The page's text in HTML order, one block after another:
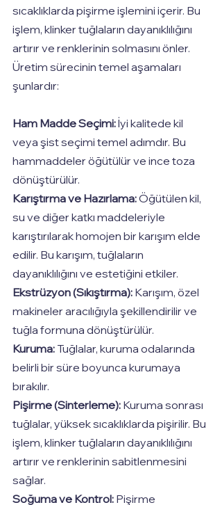
sıcaklıklarda pişirme işlemini içerir. Bu
işlem, klinker tuğlaların dayanıklılığını
artırır ve renklerinin solmasını önler.
Üretim sürecinin temel aşamaları
şunlardır:
Ham Madde Seçimi: İyi kalitede kil
veya şist seçimi temel adımdır. Bu
hammaddeler öğütülür ve ince toza
dönüştürülür.
Karıştırma ve Hazırlama: Öğütülen kil,
su ve diğer katkı maddeleriyle
karıştırılarak homojen bir karışım elde
edilir. Bu karışım, tuğlaların
dayanıklılığını ve estetiğini etkiler.
Ekstrüzyon (Sıkıştırma): Karışım, özel
makineler aracılığıyla şekillendirilir ve
tuğla formuna dönüştürülür.
Kuruma: Tuğlalar, kuruma odalarında
belirli bir süre boyunca kurumaya
bırakılır.
Pişirme (Sinterleme): Kuruma sonrası
tuğlalar, yüksek sıcaklıklarda pişirilir. Bu
işlem, klinker tuğlaların dayanıklılığını
artırır ve renklerinin sabitlenmesini
sağlar.
Soğuma ve Kontrol: Pişirme